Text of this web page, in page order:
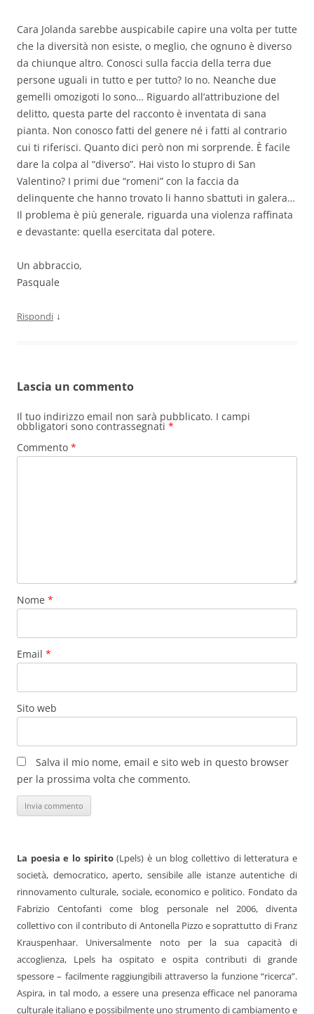
Cara Jolanda sarebbe auspicabile capire una volta per tutte
che la diversità non esiste, o meglio, che ognuno è diverso
da chiunque altro. Conosci sulla faccia della terra due
persone uguali in tutto e per tutto? Io no. Neanche due
gemelli omozigoti lo sono… Riguardo all’attribuzione del
delitto, questa parte del racconto è inventata di sana
pianta. Non conosco fatti del genere né i fatti al contrario
cui ti riferisci. Quanto dici però non mi sorprende. È facile
dare la colpa al “diverso”. Hai visto lo stupro di San
Valentino? I primi due “romeni” con la faccia da
delinquente che hanno trovato li hanno sbattuti in galera…
Il problema è più generale, riguarda una violenza raffinata
e devastante: quella esercitata dal potere.
Un abbraccio,
Pasquale
Rispondi ↓
Lascia un commento
Il tuo indirizzo email non sarà pubblicato. I campi
obbligatori sono contrassegnati *
Commento *
Nome *
Email *
Sito web
Salva il mio nome, email e sito web in questo browser
per la prossima volta che commento.
La poesia e lo spirito(Lpels) è un blog collettivo di letteratura e
società, democratico, aperto, sensibile alle istanze autentiche di
rinnovamento culturale, sociale, economico e politico. Fondato da
Fabrizio Centofanti come blog personale nel 2006, diventa
collettivo con il contributo di Antonella Pizzo e soprattutto di Franz
Krauspenhaar. Universalmente noto per la sua capacità di
accoglienza, Lpels ha ospitato e ospita contributi di grande
spessore – facilmente raggiungibili attraverso la funzione “ricerca”.
Aspira, in tal modo, a essere una presenza efficace nel panorama
culturale italiano e possibilmente uno strumento di cambiamento e